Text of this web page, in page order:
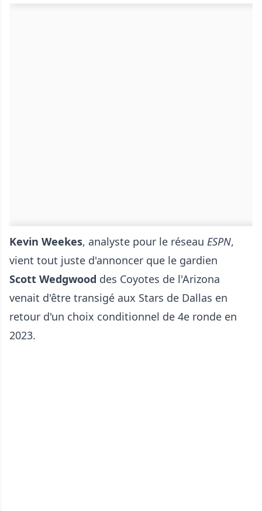
Kevin Weekes, analyste pour le réseau ESPN,
vient tout juste d'annoncer que le gardien
Scott Wedgwood des Coyotes de l'Arizona
venait d'être transigé aux Stars de Dallas en
retour d'un choix conditionnel de 4e ronde en
2023.